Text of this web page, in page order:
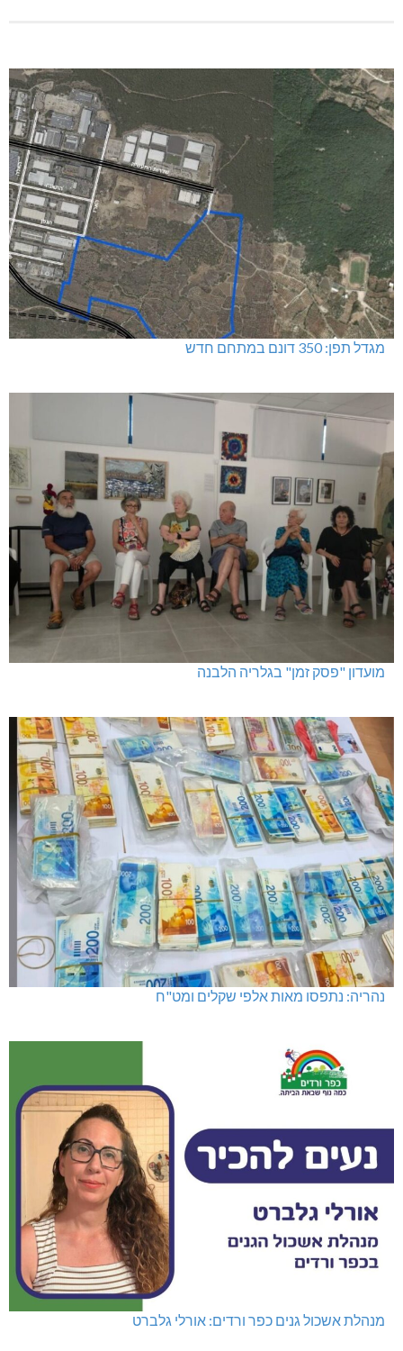
מגדל תפן: 350 דונם במתחם חדש
מועדון "פסק זמן" בגלריה הלבנה
נהריה: נתפסו מאות אלפי שקלים ומט"ח
מנהלת אשכול גנים כפר ורדים: אורלי גלברט